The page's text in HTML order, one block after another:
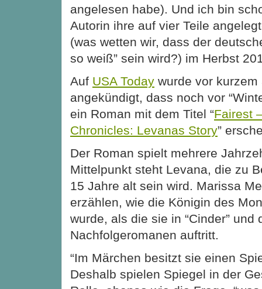
angelesen habe). Und ich bin
Autorin ihre auf vier Teile
(was wetten wir, dass der
so weiß” sein wird?) im Herbst
Auf USA Today wurde vor kurzem
angekündigt, dass noch vor
ein Roman mit dem Titel “Fairest
Chronicles: Levanas Story”
Der Roman spielt mehrere
Mittelpunkt steht Levana, die zu
15 Jahre alt sein wird. Marissa
erzählen, wie die Königin des
wurde, als die sie in “Cinder” und
Nachfolgeromanen auftritt.
“Im Märchen besitzt sie einen
Deshalb spielen Spiegel in der